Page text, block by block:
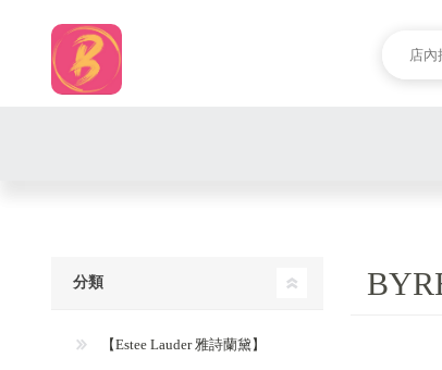
分類
【Estee Lauder 雅詩蘭黛】